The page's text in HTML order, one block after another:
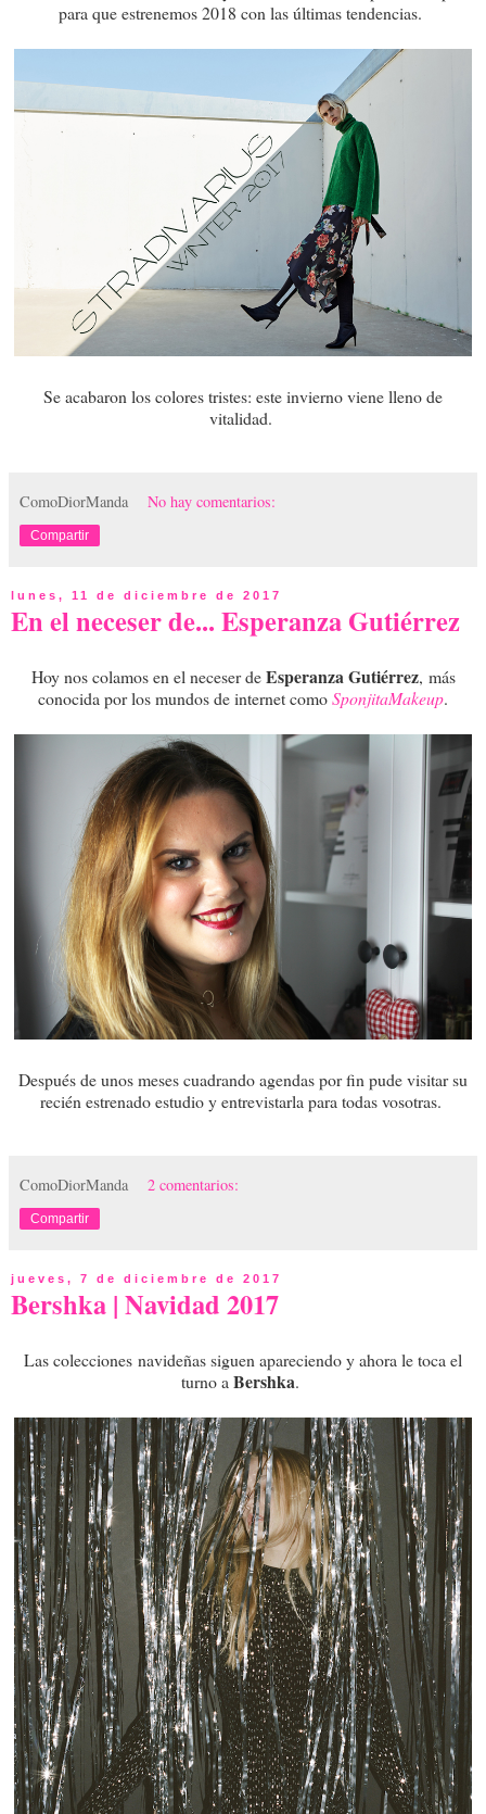
para que estrenemos 2018 con las últimas tendencias.
Se acabaron los colores tristes: este invierno viene lleno de
vitalidad.
ComoDiorManda No hay comentarios:
Compartir
lunes, 11 de diciembre de 2017
En el neceser de... Esperanza Gutiérrez
Hoy nos colamos en el neceser deEsperanza Gutiérrez, más
conocida por los mundos de internet comoSponjitaMakeup.
Después de unos meses cuadrando agendas por fin pude visitar su
recién estrenado estudio y entrevistarla para todas vosotras.
ComoDiorManda 2 comentarios:
Compartir
jueves, 7 de diciembre de 2017
Bershka | Navidad 2017
Las colecciones navideñas siguen apareciendo y ahora le toca el
turno a Bershka.